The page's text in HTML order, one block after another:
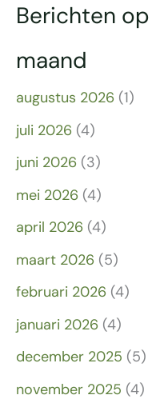
Berichten op
maand
augustus 2026 (1)
juli 2026 (4)
juni 2026 (3)
mei 2026 (4)
april 2026 (4)
maart 2026 (5)
februari 2026 (4)
januari 2026 (4)
december 2025 (5)
november 2025 (4)